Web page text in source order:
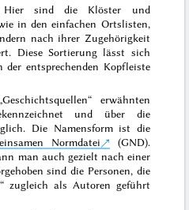
Hier sind die Klöster und
in den einfachen Ortslisten,
nach ihrer Zugehörigkeit
Diese Sortierung lässt sich
entsprechenden Kopfleiste
erwähnten
und über die
Die Namensform ist die
Normdatei
(GND).
man auch gezielt nach einer
sind die Personen, die
zugleich als Autoren geführt